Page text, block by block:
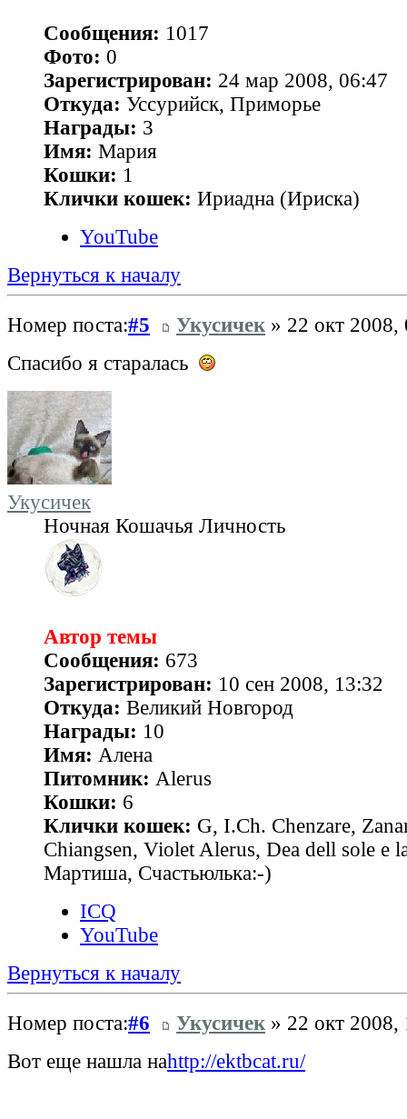
Сообщения: 1017
Фото: 0
Зарегистрирован: 24 мар 2008, 06:47
Откуда: Уссурийск, Приморье
Награды: 3
Имя: Мария
Кошки: 1
Клички кошек: Ириадна (Ириска)
YouTube
Вернуться к началу
Номер поста:#5 Укусичек » 22 окт 2008,
Спасибо я старалась
Укусичек
Ночная Кошачья Личность
Автор темы
Сообщения: 673
Зарегистрирован: 10 сен 2008, 13:32
Откуда: Великий Новгород
Награды: 10
Имя: Алена
Питомник: Alerus
Кошки: 6
Клички кошек: G, I.Ch. Chenzare,
Chiangsen, Violet Alerus, Dea dell sole e
Мартиша, Счастьюлька:-)
ICQ
YouTube
Вернуться к началу
Номер поста:#6 Укусичек » 22 окт 2008,
Вот еще нашла наhttp://ektbcat.ru/